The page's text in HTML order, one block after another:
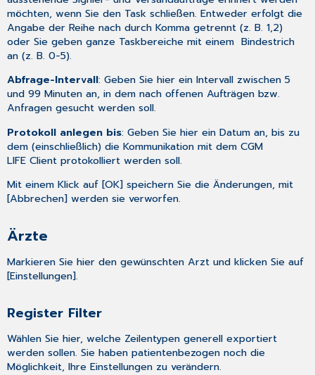
möchten, wenn Sie den Task schließen. Entweder erfolgt die
Angabe der Reihe nach durch Komma getrennt (z. B. 1,2)
oder Sie geben ganze Taskbereiche mit einem Bindestrich
an (z. B. 0-5).
Abfrage-Intervall: Geben Sie hier ein Intervall zwischen 5
und 99 Minuten an, in dem nach offenen Aufträgen bzw.
Anfragen gesucht werden soll.
Protokoll anlegen bis: Geben Sie hier ein Datum an, bis zu
dem (einschließlich) die Kommunikation mit dem CGM
LIFE Client protokolliert werden soll.
Mit einem Klick auf [OK] speichern Sie die Änderungen, mit
[Abbrechen] werden sie verworfen.
Ärzte
Markieren Sie hier den gewünschten Arzt und klicken Sie auf
[Einstellungen].
Register Filter
Wählen Sie hier, welche Zeilentypen generell exportiert
werden sollen. Sie haben patientenbezogen noch die
Möglichkeit, Ihre Einstellungen zu verändern.